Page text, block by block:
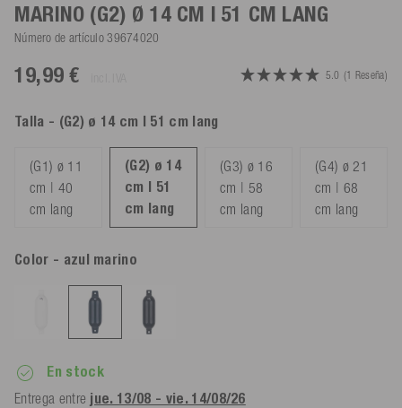
MARINO (G2) Ø 14 CM | 51 CM LANG
Número de artículo 39674020
19,99 € 5.0 (1 Reseña)
Talla - (G2) ø 14 cm | 51 cm lang
(G1) ø 11
cm | 40
cm lang
(G2) ø 14
cm | 51
cm lang
(G3) ø 16
cm | 58
cm lang
(G4) ø 21
cm | 68
cm lang
Color - azul marino
En stock
Entrega entre jue. 13/08 - vie. 14/08/26